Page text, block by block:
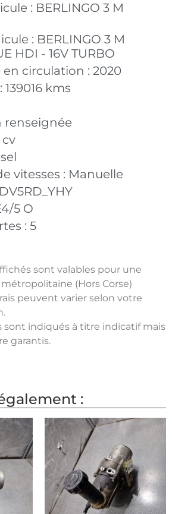
: BERLINGO 3 M
: BERLINGO 3 M
HDI - 16V TURBO
circulation : 2020
139016 kms
renseignée
cv
vitesses : Manuelle
DV5RD_YHY
5 O
: 5
sont valables pour une
(Hors Corse)
peuvent varier selon votre
sont indiqués à titre indicatif mais
garantis.
: